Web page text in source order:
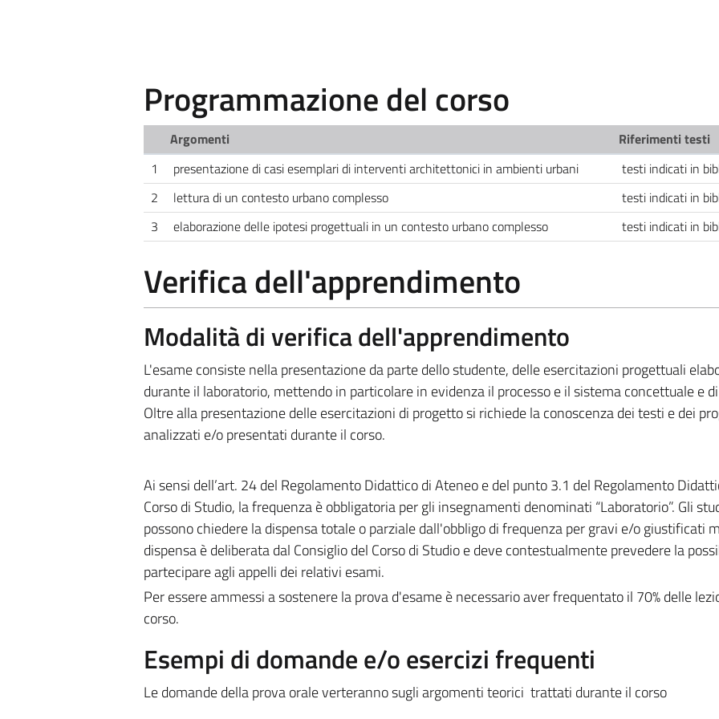
Programmazione del corso
Argomenti
Riferimenti testi
1
presentazione di casi esemplari di interventi architettonici in ambienti urbani
testi indicati in
2
lettura di un contesto urbano complesso
testi indicati in
3
elaborazione delle ipotesi progettuali in un contesto urbano complesso testi indicati in
Verifica dell'apprendimento
Modalità di verifica dell'apprendimento
L'esame consiste nella presentazione da parte dello studente, delle esercitazioni progettuali
durante il laboratorio, mettendo in particolare in evidenza il processo e il sistema concettuale e
Oltre alla presentazione delle esercitazioni di progetto si richiede la conoscenza dei testi e dei
analizzati e/o presentati durante il corso.
Ai sensi dell’art. 24 del Regolamento Didattico di Ateneo e del punto 3.1 del Regolamento
Corso di Studio, la frequenza è obbligatoria per gli insegnamenti denominati “Laboratorio”. Gli
possono chiedere la dispensa totale o parziale dall'obbligo di frequenza per gravi e/o giustificati
dispensa è deliberata dal Consiglio del Corso di Studio e deve contestualmente prevedere la
partecipare agli appelli dei relativi esami.
Per essere ammessi a sostenere la prova d'esame è necessario aver frequentato il 70% delle
corso.
Esempi di domande e/o esercizi frequenti
Le domande della prova orale verteranno sugli argomenti teorici trattati durante il corso